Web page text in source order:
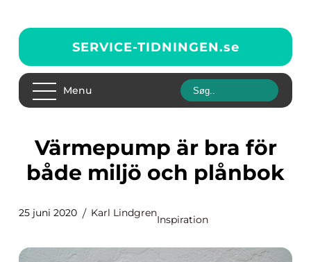
SERVICE-TIDNINGEN.se
Menu
Värmepump är bra för
både miljö och plånbok
25 juni 2020 Karl Lindgren
Inspiration